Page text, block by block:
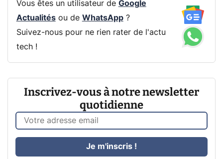
Vous êtes un utilisateur de Google
Actualitésou de WhatsApp?
Suivez-nous pour ne rien rater de l'actu
tech !
Inscrivez-vous à notre newsletter
quotidienne
Je m'inscris !